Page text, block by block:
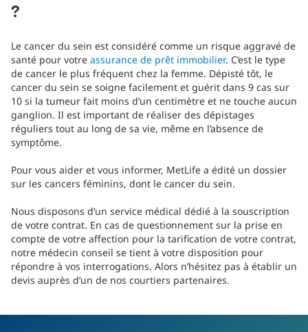
?
Le cancer du sein est considéré comme un risque aggravé de
santé pour votre assurance de prêt immobilier. C’est le type
de cancer le plus fréquent chez la femme. Dépisté tôt, le
cancer du sein se soigne facilement et guérit dans 9 cas sur
10 si la tumeur fait moins d’un centimètre et ne touche aucun
ganglion. Il est important de réaliser des dépistages
réguliers tout au long de sa vie, même en l’absence de
symptôme.
Pour vous aider et vous informer, MetLife a édité un dossier
sur les cancers féminins, dont le cancer du sein.
Nous disposons d’un service médical dédié à la souscription
de votre contrat. En cas de questionnement sur la prise en
compte de votre affection pour la tarification de votre contrat,
notre médecin conseil se tient à votre disposition pour
répondre à vos interrogations. Alors n’hésitez pas à établir un
devis auprès d’un de nos courtiers partenaires.